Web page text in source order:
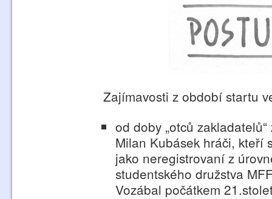
Zajímavosti z období startu
od doby „otců
Milan Kubásek hráči, kteří
jako neregistrovaní z
studentského družstva
Vozábal počátkem